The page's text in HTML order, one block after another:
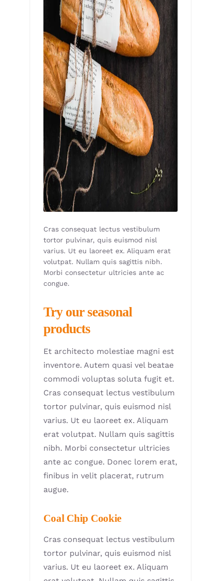
Cras consequat lectus vestibulum
tortor pulvinar, quis euismod nisl
varius. Ut eu laoreet ex. Aliquam erat
volutpat. Nullam quis sagittis nibh.
Morbi consectetur ultricies ante ac
congue.
Try our seasonal
products
Et architecto molestiae magni est
inventore. Autem quasi vel beatae
commodi voluptas soluta fugit et.
Cras consequat lectus vestibulum
tortor pulvinar, quis euismod nisl
varius. Ut eu laoreet ex. Aliquam
erat volutpat. Nullam quis sagittis
nibh. Morbi consectetur ultricies
ante ac congue. Donec lorem erat,
finibus in velit placerat, rutrum
augue.
Coal Chip Cookie
Cras consequat lectus vestibulum
tortor pulvinar, quis euismod nisl
varius. Ut eu laoreet ex. Aliquam